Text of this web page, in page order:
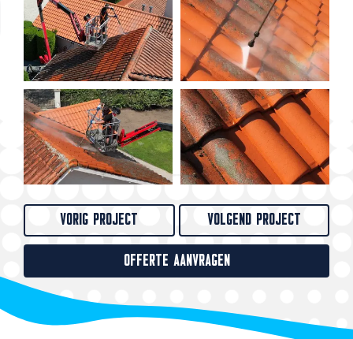
VORIG PROJECT VOLGEND PROJECT
OFFERTE AANVRAGEN